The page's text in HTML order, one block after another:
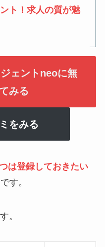
ト！求人の質が魅
ェントneoに無
みる
をみる
は登録しておきたい
です。
。